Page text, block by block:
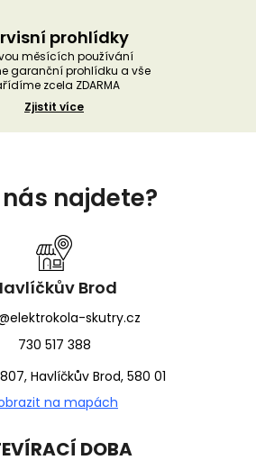
prohlídky
měsících používání
garanční prohlídku a vše
zcela ZDARMA
Zjistit více
najdete?
Brod
skutry.cz
730 517 388
Havlíčkův Brod, 580 01
na mapách
DOBA